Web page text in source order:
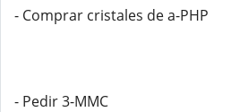
- Comprar cristales de a-PHP
- Pedir 3-MMC